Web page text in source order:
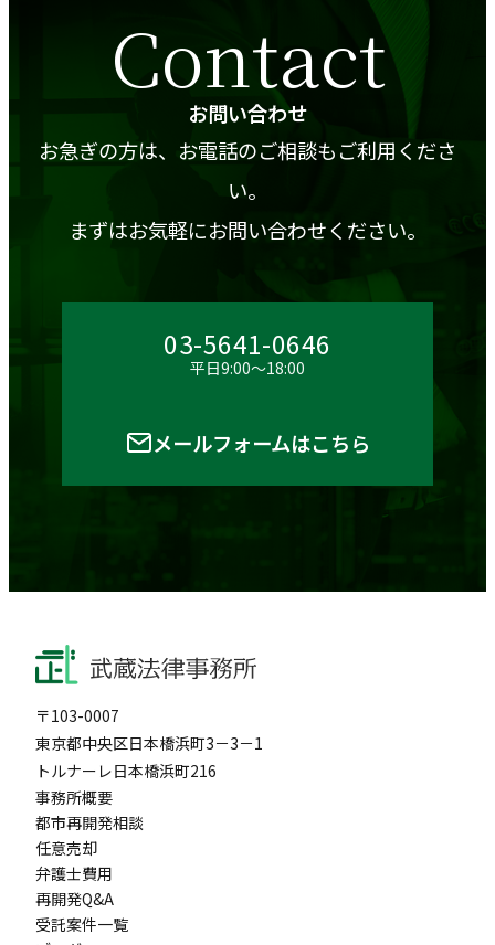
Contact
お問い合わせ
お急ぎの方は、お電話のご相談もご利用くださ
い。
まずはお気軽にお問い合わせください。
03-5641-0646
平日9:00～18:00
メールフォームはこちら
〒103-0007
東京都中央区日本橋浜町3－3－1
トルナーレ日本橋浜町216
事務所概要
都市再開発相談
任意売却
弁護士費用
再開発Q&A
受託案件一覧